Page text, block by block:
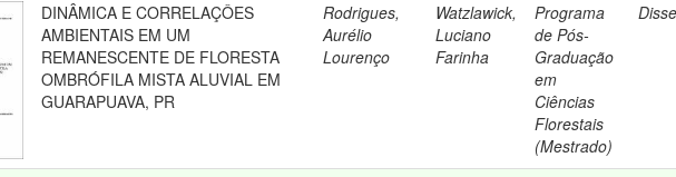
DINÂMICA E CORRELAÇÔES
AMBIENTAIS EM UM
REMANESCENTE DE FLORESTA
OMBRÓFILA MISTA ALUVIAL EM
GUARAPUAVA, PR
Rodrigues,
Aurélio
Lourenço
Watzlawick,
Luciano
Farinha
Programa
de Pós-
Graduação
em
Ciências
Florestais
(Mestrado)